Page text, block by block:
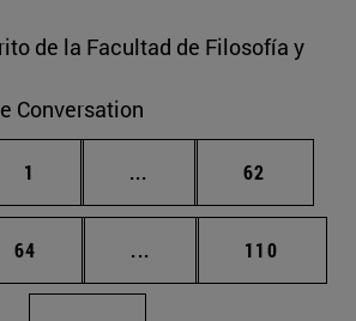
de la Facultad de Filosofía y
Conversation
Página
1 ... Páginas intermedias
Página
62
Página
64 ... Páginas intermedias
Página
110